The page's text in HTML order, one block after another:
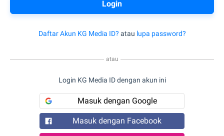
Daftar Akun KG Media ID? atau lupa password?
atau
Login KG Media ID dengan akun ini
Masuk dengan Google
Masuk dengan Facebook